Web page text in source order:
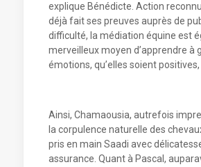
explique Bénédicte. Action
déjà fait ses preuves auprès de
difficulté, la médiation équine est
merveilleux moyen d’apprendre à
émotions, qu’elles soient positives,
Ainsi, Chamaousia, autrefois
la corpulence naturelle des
pris en main Saadi avec
assurance. Quant à Pascal,